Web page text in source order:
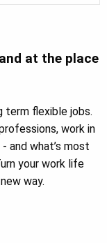
at the place
term flexible jobs.
work in
and what’s most
your work life
way.